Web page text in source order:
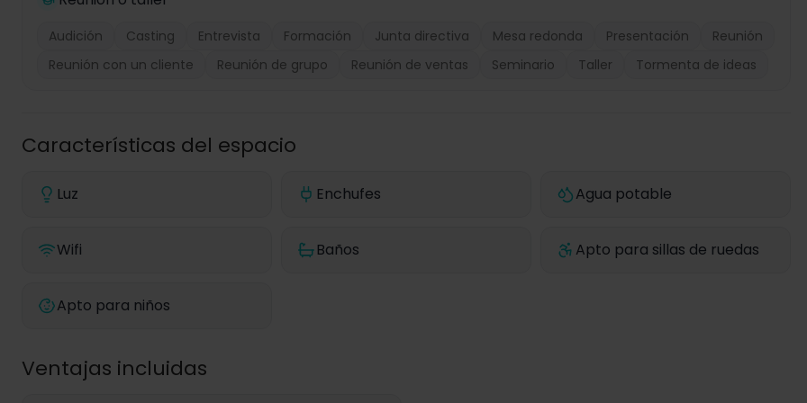
Audición Casting Entrevista Formación Junta directiva Mesa redonda Presentación
Reunión
Reunión con un cliente
Reunión de grupo Reunión de ventas Seminario Taller Tormenta de ideas
Características del espacio
Luz Enchufes Agua potable
Wifi Baños Apto para sillas de ruedas
Apto para niños
Ventajas incluidas